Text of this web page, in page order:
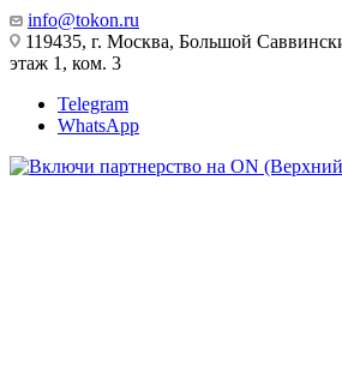
info@tokon.ru
119435, г. Москва, Большой
этаж 1, ком. 3
Telegram
WhatsApp